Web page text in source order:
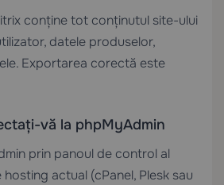
conține tot conținutul site-ului
datele produselor,
Exportarea corectă este
vă la phpMyAdmin
prin panoul de control al
actual (cPanel, Plesk sau